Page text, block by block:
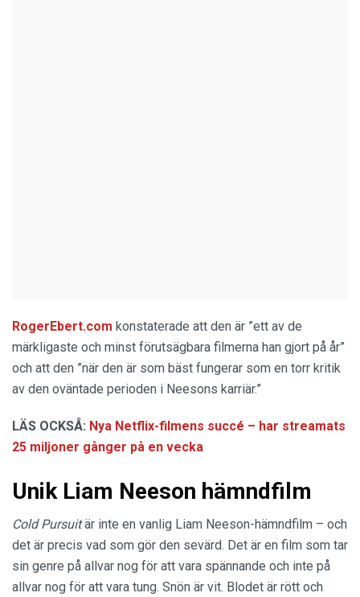
RogerEbert.com konstaterade att den är ”ett av de
märkligaste och minst förutsägbara filmerna han gjort på år”
och att den ”när den är som bäst fungerar som en torr kritik
av den oväntade perioden i Neesons karriär.”
LÄS OCKSÅ: Nya Netflix-filmens succé – har streamats
25 miljoner gånger på en vecka
Unik Liam Neeson hämndfilm
Cold Pursuitär inte en vanlig Liam Neeson-hämndfilm – och
det är precis vad som gör den sevärd. Det är en film som tar
sin genre på allvar nog för att vara spännande och inte på
allvar nog för att vara tung. Snön är vit. Blodet är rött och